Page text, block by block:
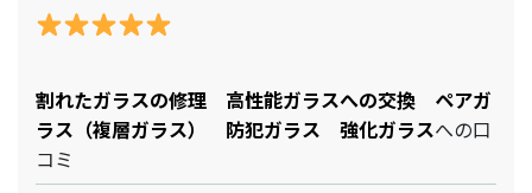
割れたガラスの修理 高性能ガラスへの交換 ペアガ
ラス（複層ガラス） 防犯ガラス 強化ガラスへの口
コミ